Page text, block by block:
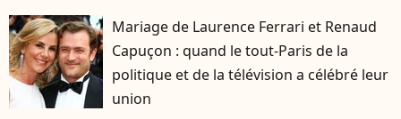
Mariage de Laurence Ferrari et Renaud
Capuçon : quand le tout-Paris de la
politique et de la télévision a célébré leur
union